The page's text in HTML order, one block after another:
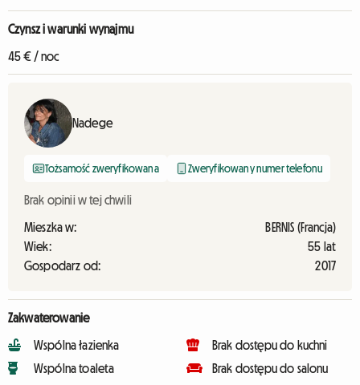
Czynsz i warunki wynajmu
45 € / noc
Nadege
Tożsamość zweryfikowana Zweryfikowany numer telefonu
Brak opinii w tej chwili
Mieszka w:
BERNIS (Francja)
Wiek:
55 lat
Gospodarz od:
2017
Zakwaterowanie
Wspólna łazienka
Wspólna toaleta
Brak dostępu do kuchni
Brak dostępu do salonu